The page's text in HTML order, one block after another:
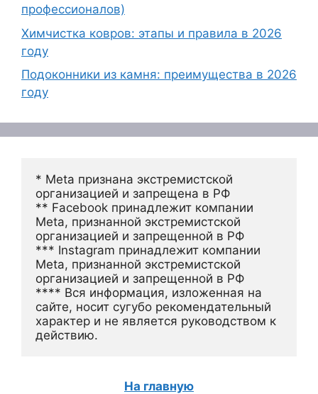
профессионалов)
Химчистка ковров: этапы и правила в 2026
году
Подоконники из камня: преимущества в 2026
году
* Meta признана экстремистской
организацией и запрещена в РФ
** Facebook принадлежит компании
Meta, признанной экстремистской
организацией и запрещенной в РФ
*** Instagram принадлежит компании
Meta, признанной экстремистской
организацией и запрещенной в РФ
**** Вся информация, изложенная на
сайте, носит сугубо рекомендательный
характер и не является руководством к
действию.
На главную